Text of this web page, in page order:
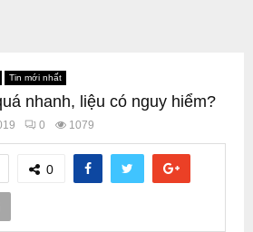
Tin mới nhất
nhanh, liệu có nguy hiểm?
0 1079
0